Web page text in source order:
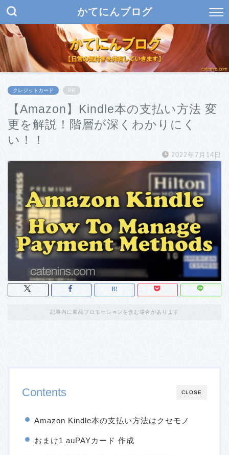
かてにんブログ
クレジットカード PR
【Amazon】Kindle本の支払い方法 変
更を解説！階層が深くわかりにく
い！！
2022年7月14日
記事内に商品プロモーションを含む場合があります
CLOSE
Contents
Amazon Kindle本の支払い方法はクセモノ
おまけ1 auPAYカード 作成